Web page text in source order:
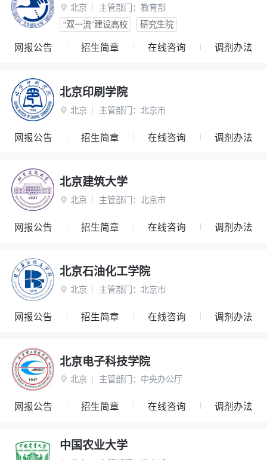
 北京 主管部门： 教育部
“双一流”建设高校
研究生院
网报公告 招生简章 在线咨询 调剂办法
北京印刷学院
 北京 主管部门： 北京市
网报公告 招生简章 在线咨询 调剂办法
北京建筑大学
 北京 主管部门： 北京市
网报公告 招生简章 在线咨询 调剂办法
北京石油化工学院
 北京 主管部门： 北京市
网报公告 招生简章 在线咨询 调剂办法
北京电子科技学院
 北京 主管部门： 中央办公厅
网报公告 招生简章 在线咨询 调剂办法
中国农业大学